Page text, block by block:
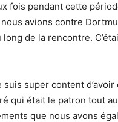
fois pendant cette
avions contre
de la rencontre.
suis super content
qui était le patron tout
que nous avons